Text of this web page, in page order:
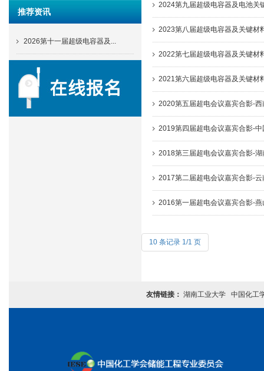
推荐资讯
2026第十一届超级电容器及...
2024第九届超级电容器及电池关
2023第八届超级电容器及关键材
2022第七届超级电容器及关键材
2021第六届超级电容器及关键材
2020第五届超电会议嘉宾合影-西
2019第四届超电会议嘉宾合影-中
2018第三届超电会议嘉宾合影-湖
2017第二届超电会议嘉宾合影-云
2016第一届超电会议嘉宾合影-燕
10 条记录 1/1 页
友情链接： 湖南工业大学 中国化工